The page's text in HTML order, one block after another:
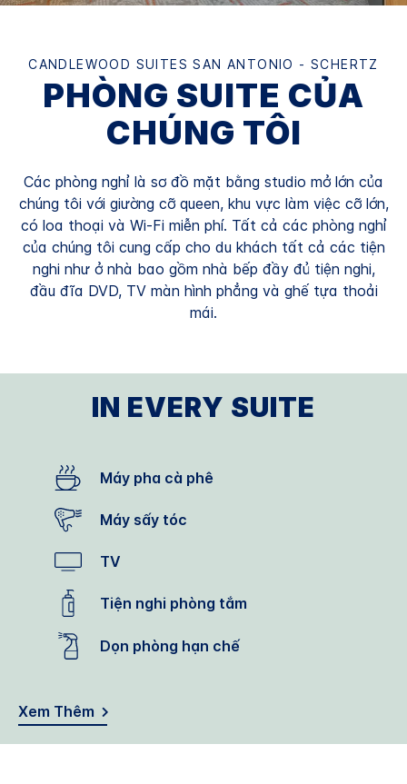
CANDLEWOOD SUITES SAN ANTONIO - SCHERTZ
PHÒNG SUITE CỦA
CHÚNG TÔI
Các phòng nghỉ là sơ đồ mặt bằng studio mở lớn của
chúng tôi với giường cỡ queen, khu vực làm việc cỡ lớn,
có loa thoại và Wi-Fi miễn phí. Tất cả các phòng nghỉ
của chúng tôi cung cấp cho du khách tất cả các tiện
nghi như ở nhà bao gồm nhà bếp đầy đủ tiện nghi,
đầu đĩa DVD, TV màn hình phẳng và ghế tựa thoải
mái.
IN EVERY SUITE
Máy pha cà phê
Máy sấy tóc
TV
Tiện nghi phòng tắm
Dọn phòng hạn chế
Xem Thêm